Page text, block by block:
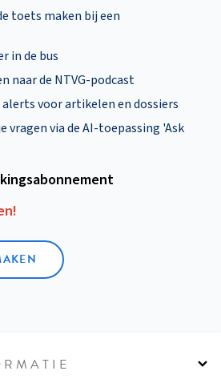
toets maken bij een
in de bus
naar de NTVG-podcast
voor artikelen en dossiers
vragen via de AI-toepassing 'Ask